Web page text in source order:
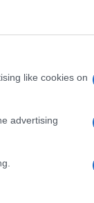
like cookies on
advertising